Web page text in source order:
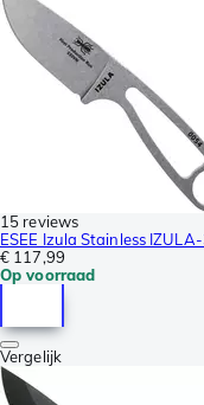
15 reviews
ESEE Izula Stainless
€ 117,99
Op voorraad
Vergelijk